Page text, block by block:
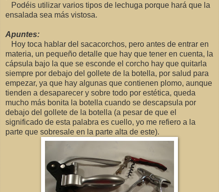
Podéis utilizar varios tipos de lechuga porque hará que la
ensalada sea más vistosa.
Apuntes:
Hoy toca hablar del sacacorchos, pero antes de entrar en
materia, un pequeño detalle que hay que tener en cuenta, la
cápsula bajo la que se esconde el corcho hay que quitarla
siempre por debajo del gollete de la botella, por salud para
empezar, ya que hay algunas que contienen plomo, aunque
tienden a desaparecer y sobre todo por estética, queda
mucho más bonita la botella cuando se descapsula por
debajo del gollete de la botella (a pesar de que el
significado de esta palabra es cuello, yo me refiero a la
parte que sobresale en la parte alta de este).